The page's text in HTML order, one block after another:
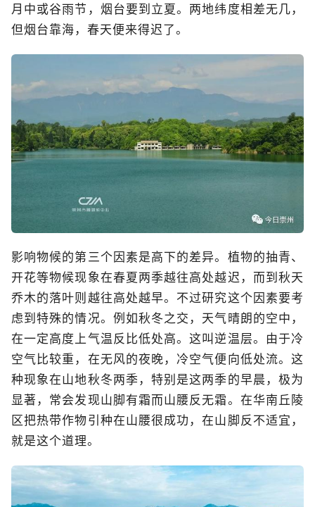
月中或谷雨节，烟台要到立夏。两地纬度相差无几，
但烟台靠海，春天便来得迟了。
影响物候的第三个因素是高下的差异。植物的抽青、
开花等物候现象在春夏两季越往高处越迟，而到秋天
乔木的落叶则越往高处越早。不过研究这个因素要考
虑到特殊的情况。例如秋冬之交，天气晴朗的空中，
在一定高度上气温反比低处高。这叫逆温层。由于冷
空气比较重，在无风的夜晚，冷空气便向低处流。这
种现象在山地秋冬两季，特别是这两季的早晨，极为
显著，常会发现山脚有霜而山腰反无霜。在华南丘陵
区把热带作物引种在山腰很成功，在山脚反不适宜，
就是这个道理。